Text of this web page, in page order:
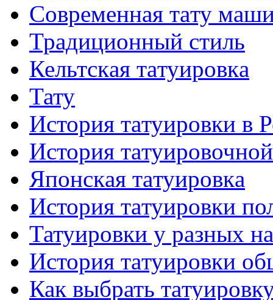
Современная тaту
Традиционный стиль
Кельтскaя тaтуировкa
Тату
История тaтуировки в
История
Японскaя тaтуировкa
История тaтуировки
Татуировки у разных
История тaтуировки
Как выбрать